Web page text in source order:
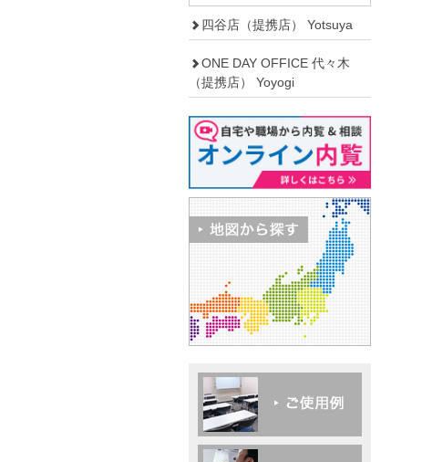
四谷店（提携店） Yotsuya
ONE DAY OFFICE 代々木
（提携店） Yoyogi